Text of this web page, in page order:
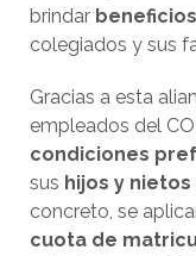
brindar
colegiados y sus
Gracias a esta
empleados del
condiciones
sus hijos y nietos
concreto, se
cuota de